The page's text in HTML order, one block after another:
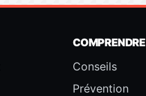
COMPRENDRE
Conseils
Prévention